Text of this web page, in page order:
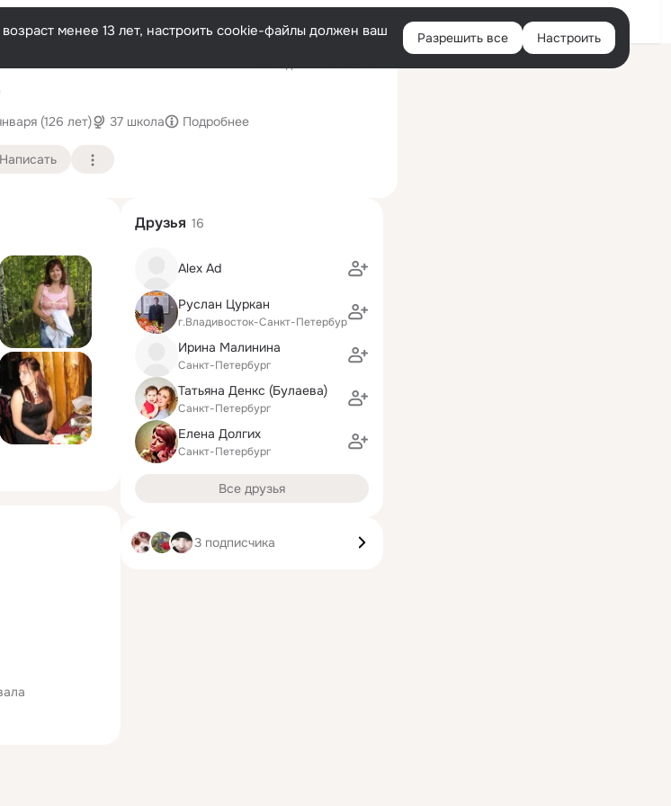
Войти
менее 13 лет, настроить cookie-файлы должен ваш
Разрешить все Настроить
(126 лет) 37 школа Подробнее
Написать
Друзья 16
Alex Ad
Руслан Цуркан
г.Владивосток-Санкт-Петербург
Ирина Малинина
Санкт-Петербург
Татьяна Денкс (Булаева)
Санкт-Петербург
Елена Долгих
Санкт-Петербург
Все друзья
3 подписчика